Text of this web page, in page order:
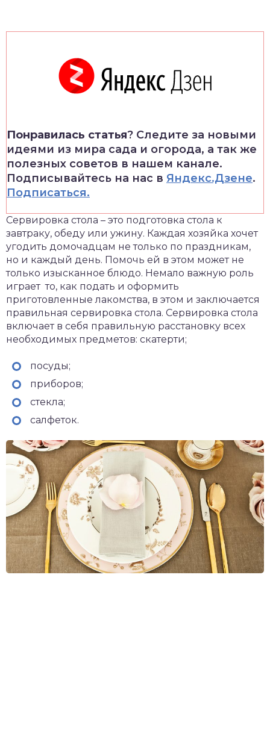
Понравилась статья? Следите за новыми
идеями из мира сада и огорода, а так же
полезных советов в нашем канале.
Подписывайтесь на нас в Яндекс.Дзене.
Подписаться.
Сервировка стола – это подготовка стола к
завтраку, обеду или ужину. Каждая хозяйка хочет
угодить домочадцам не только по праздникам,
но и каждый день. Помочь ей в этом может не
только изысканное блюдо. Немало важную роль
играет то, как подать и оформить
приготовленные лакомства, в этом и заключается
правильная сервировка стола. Сервировка стола
включает в себя правильную расстановку всех
необходимых предметов: скатерти;
посуды;
приборов;
стекла;
салфеток.